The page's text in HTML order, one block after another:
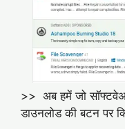
>> अब हमें जो
डाउनलोड की बटन पर